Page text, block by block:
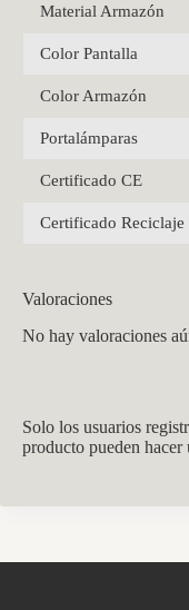
Material Armazón
Color Pantalla
Color Armazón
Portalámparas
Certificado CE
Certificado Reciclaje
Valoraciones
No hay valoraciones
Solo los usuarios
producto pueden hacer
Asistente